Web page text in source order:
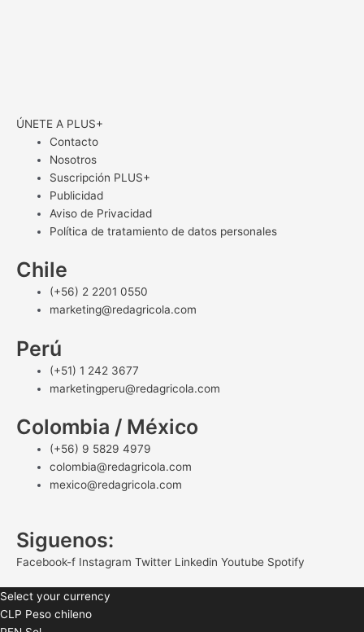
ÚNETE A PLUS+
Contacto
Nosotros
Suscripción PLUS+
Publicidad
Aviso de Privacidad
Política de tratamiento de datos personales
Chile
(+56) 2 2201 0550
marketing@redagricola.com
Perú
(+51) 1 242 3677
marketingperu@redagricola.com
Colombia / México
(+56) 9 5829 4979
colombia@redagricola.com
mexico@redagricola.com
Siguenos:
Facebook-f Instagram Twitter Linkedin Youtube Spotify
Select your currency
CLP Peso chileno